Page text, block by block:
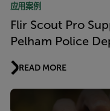
应用案例
Flir Scout Pro
Pelham Police
READ MORE